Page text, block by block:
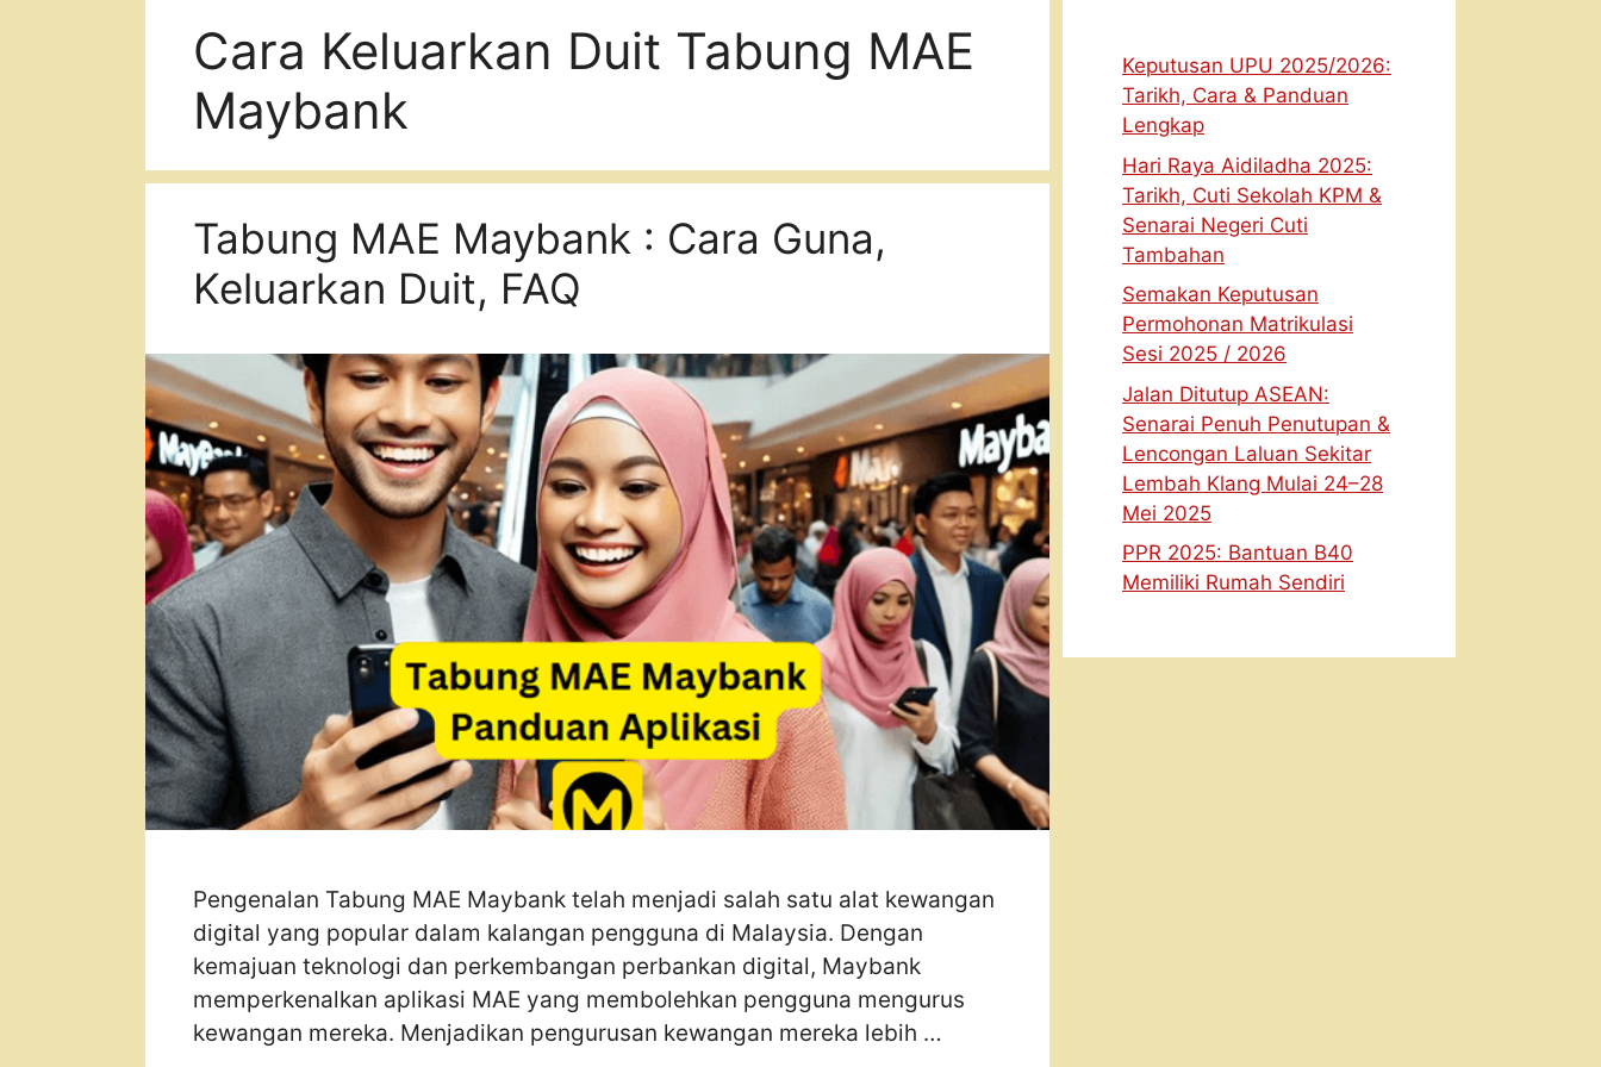
Cara Keluarkan Duit Tabung MAE
Maybank
Tabung MAE Maybank : Cara Guna,
Keluarkan Duit, FAQ
Pengenalan Tabung MAE Maybank telah menjadi salah satu alat kewangan
digital yang popular dalam kalangan pengguna di Malaysia. Dengan
kemajuan teknologi dan perkembangan perbankan digital, Maybank
memperkenalkan aplikasi MAE yang membolehkan pengguna mengurus
kewangan mereka. Menjadikan pengurusan kewangan mereka lebih …
Keputusan UPU 2025/2026:
Tarikh, Cara & Panduan
Lengkap
Hari Raya Aidiladha 2025:
Tarikh, Cuti Sekolah KPM &
Senarai Negeri Cuti
Tambahan
Semakan Keputusan
Permohonan Matrikulasi
Sesi 2025 / 2026
Jalan Ditutup ASEAN:
Senarai Penuh Penutupan &
Lencongan Laluan Sekitar
Lembah Klang Mulai 24–28
Mei 2025
PPR 2025: Bantuan B40
Memiliki Rumah Sendiri